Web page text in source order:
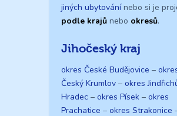
jiných ubytovánínebo si je
podle krajů nebo okresů.
Jihočeský kraj
okres České Budějovice –
Český Krumlov – okres
Hradec – okres Písek – okres
Prachatice – okres Strakonice